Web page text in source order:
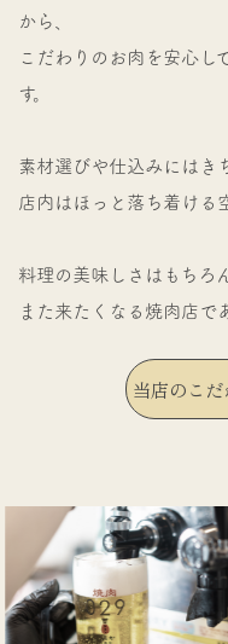
から、
こだわりのお肉を安心し
す。
素材選びや仕込みにはき
店内はほっと落ち着ける
料理の美味しさはもちろ
また来たくなる焼肉店で
当店のこだ